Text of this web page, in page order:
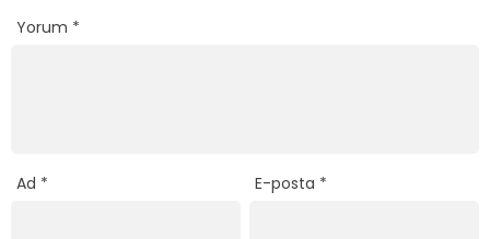
Yorum *
Ad * E-posta *